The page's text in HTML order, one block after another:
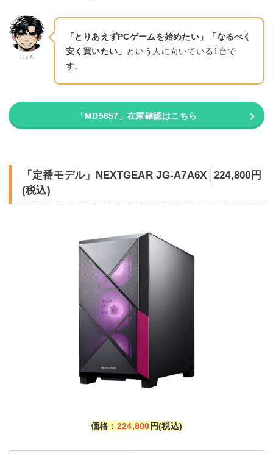
じょん
「とりあえずPCゲームを始めたい」「なるべく
安く買いたい」 という人に向いている1台で
す。
「MD5657」在庫確認はこちら
「定番モデル」NEXTGEAR JG-A7A6X│ 224,800 円
(税込)
価格： 224,800 円(税込)